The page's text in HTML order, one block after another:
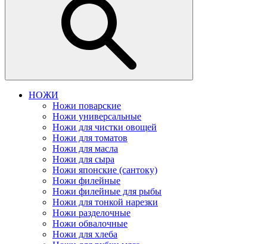
НОЖИ
Ножи поварские
Ножи универсальные
Ножи для чистки овощей
Ножи для томатов
Ножи для масла
Ножи для сыра
Ножи японские (сантоку)
Ножи филейные
Ножи филейные для рыбы
Ножи для тонкой нарезки
Ножи разделочные
Ножи обвалочные
Ножи для хлеба